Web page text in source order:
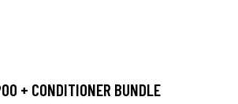
+ CONDITIONER BUNDLE